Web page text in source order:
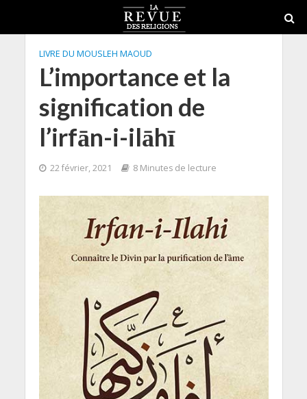
LIVRE DU MOUSLEH MAOUD
L’importance et la
signification de
l’irfān-i-ilāhī
22 février, 2021 8 Minutes de lecture